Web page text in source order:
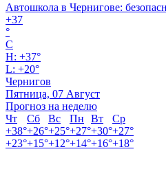
Автошкола в Чернигове:
+37
°
C
H: +37°
L: +20°
Чернигов
Пятница, 07 Август
Прогноз на неделю
Чт
Сб Вс Пн Вт
Ср
+38°+26°+25°+27°+30°+27°
+23°+15°+12°+14°+16°+18°